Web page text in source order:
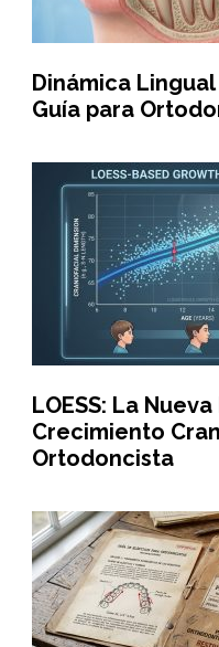
Dinámica
Guía para
LOESS: La
Crecimiento
Ortodoncista